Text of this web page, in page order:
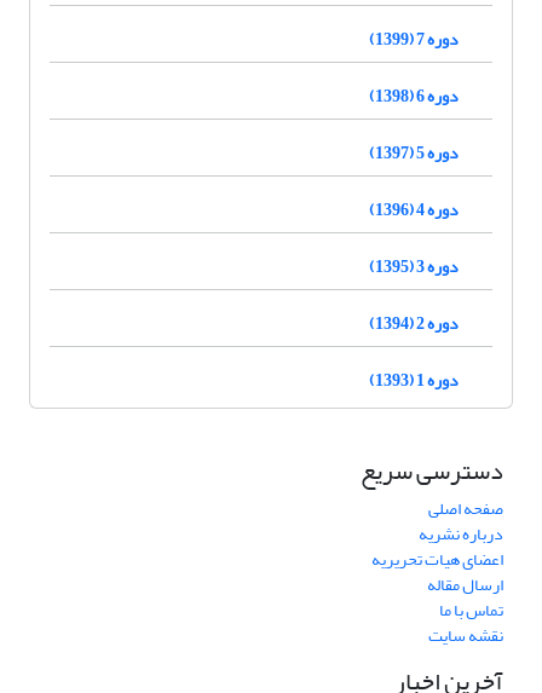
دوره 7 (1399)
دوره 6 (1398)
دوره 5 (1397)
دوره 4 (1396)
دوره 3 (1395)
دوره 2 (1394)
دوره 1 (1393)
دسترسی سریع
صفحه اصلی
درباره نشریه
اعضای هیات تحریریه
ارسال مقاله
تماس با ما
نقشه سایت
آخرین اخبار